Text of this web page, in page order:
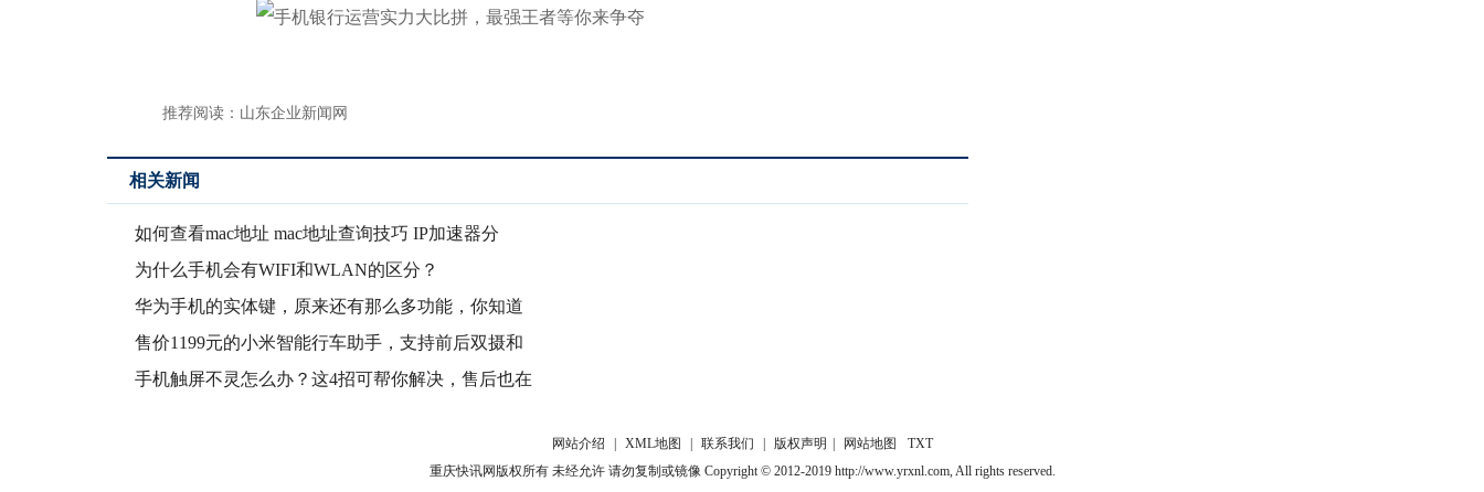
推荐阅读： 山东企业新闻网
相关新闻
如何查看mac地址 mac地址查询技巧 IP加速器分
为什么手机会有WIFI和WLAN的区分？
华为手机的实体键，原来还有那么多功能，你知道
几个
售价1199元的小米智能行车助手，支持前后双摄和
小爱
手机触屏不灵怎么办？这4招可帮你解决，售后也在
网站介绍 XML地图 联系我们 版权声明 网站地图
TXT
重庆快讯网版权所有 未经允许 请勿复制或镜像 Copyright © 2012-2019 http://www.yrxnl.com, All rights reserved.